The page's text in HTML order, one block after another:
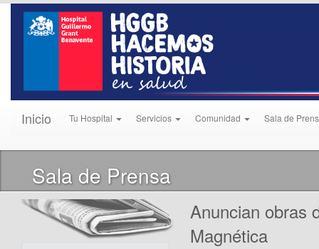
Inicio Tu Hospital Servicios Comunidad Sala de
Sala de Prensa
Anuncian obras
Magnética